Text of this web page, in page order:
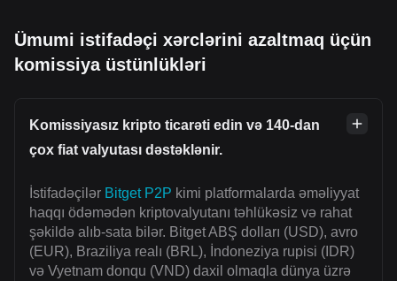
Ümumi istifadəçi xərclərini azaltmaq üçün
komissiya üstünlükləri
Komissiyasız kripto ticarəti edin və 140-dan
çox fiat valyutası dəstəklənir.
İstifadəçilər Bitget P2P kimi platformalarda əməliyyat
haqqı ödəmədən kriptovalyutanı təhlükəsiz və rahat
şəkildə alıb-sata bilər. Bitget ABŞ dolları (USD), avro
(EUR), Braziliya realı (BRL), İndoneziya rupisi (IDR)
və Vyetnam donqu (VND) daxil olmaqla dünya üzrə